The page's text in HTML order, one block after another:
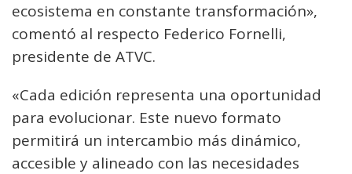
ecosistema en constante transformación»,
comentó al respecto Federico Fornelli,
presidente de ATVC.
«Cada edición representa una oportunidad
para evolucionar. Este nuevo formato
permitirá un intercambio más dinámico,
accesible y alineado con las necesidades